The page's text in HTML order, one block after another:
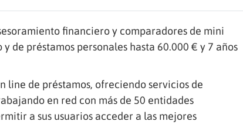
financiero y comparadores de mini
de préstamos personales hasta 60.000 € y 7 años
line de préstamos, ofreciendo servicios de
en red con más de 50 entidades
a sus usuarios acceder a las mejores